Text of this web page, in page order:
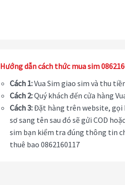
Hướng dẫn cách thức mua sim
Cách 1:Vua Sim giao sim và thu
Cách 2:Quý khách đến cửa hàng
Cách 3:Đặt hàng trên website, gọi
sơ sang tên sau đó sẽ gửi COD
sim bạn kiểm tra đúng thông tin
thuê bao 0862160117